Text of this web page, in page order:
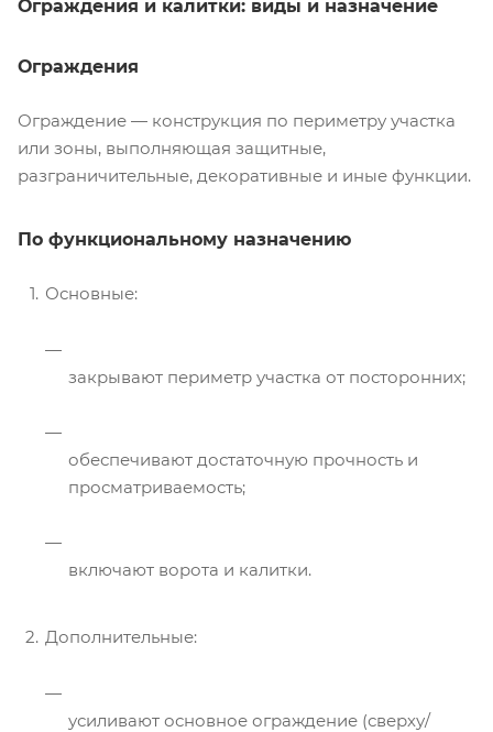
Ограждения и калитки: виды и назначение
Ограждения
Ограждение — конструкция по периметру участка
или зоны, выполняющая защитные,
разграничительные, декоративные и иные функции.
По функциональному назначению
Основные:
закрывают периметр участка от посторонних;
обеспечивают достаточную прочность и
просматриваемость;
включают ворота и калитки.
Дополнительные:
усиливают основное ограждение (сверху/